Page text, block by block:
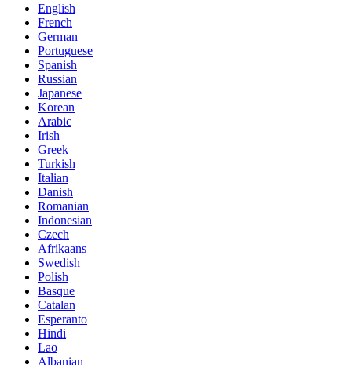
English
French
German
Portuguese
Spanish
Russian
Japanese
Korean
Arabic
Irish
Greek
Turkish
Italian
Danish
Romanian
Indonesian
Czech
Afrikaans
Swedish
Polish
Basque
Catalan
Esperanto
Hindi
Lao
Albanian